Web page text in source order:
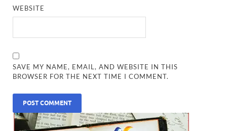
WEBSITE
SAVE MY NAME, EMAIL, AND WEBSITE IN THIS
BROWSER FOR THE NEXT TIME I COMMENT.